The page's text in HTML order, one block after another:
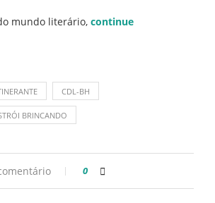
mundo literário, continue
CDL-BH
BRINCANDO
0